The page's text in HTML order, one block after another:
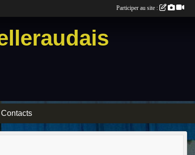
Contacts
Participer au site :